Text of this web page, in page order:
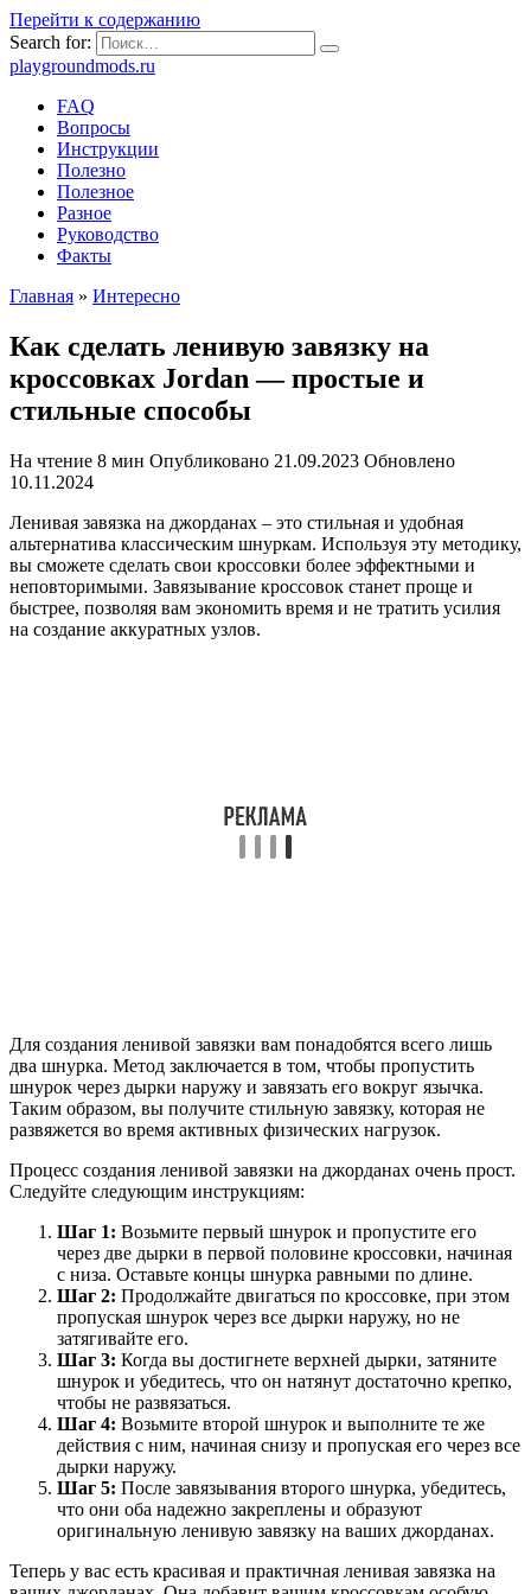
Перейти к содержанию
Search for:
playgroundmods.ru
FAQ
Вопросы
Инструкции
Полезно
Полезное
Разное
Руководство
Факты
Главная » Интересно
Как сделать ленивую завязку на
кроссовках Jordan — простые и
стильные способы
На чтение 8 мин Опубликовано 21.09.2023 Обновлено
10.11.2024
Ленивая завязка на джорданах – это стильная и удобная
альтернатива классическим шнуркам. Используя эту методику,
вы сможете сделать свои кроссовки более эффектными и
неповторимыми. Завязывание кроссовок станет проще и
быстрее, позволяя вам экономить время и не тратить усилия
на создание аккуратных узлов.
Для создания ленивой завязки вам понадобятся всего лишь
два шнурка. Метод заключается в том, чтобы пропустить
шнурок через дырки наружу и завязать его вокруг язычка.
Таким образом, вы получите стильную завязку, которая не
развяжется во время активных физических нагрузок.
Процесс создания ленивой завязки на джорданах очень прост.
Следуйте следующим инструкциям:
Шаг 1: Возьмите первый шнурок и пропустите его
через две дырки в первой половине кроссовки, начиная
с низа. Оставьте концы шнурка равными по длине.
Шаг 2: Продолжайте двигаться по кроссовке, при этом
пропуская шнурок через все дырки наружу, но не
затягивайте его.
Шаг 3: Когда вы достигнете верхней дырки, затяните
шнурок и убедитесь, что он натянут достаточно крепко,
чтобы не развязаться.
Шаг 4: Возьмите второй шнурок и выполните те же
действия с ним, начиная снизу и пропуская его через все
дырки наружу.
Шаг 5: После завязывания второго шнурка, убедитесь,
что они оба надежно закреплены и образуют
оригинальную ленивую завязку на ваших джорданах.
Теперь у вас есть красивая и практичная ленивая завязка на